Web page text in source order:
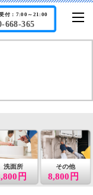
668-365
付：7:00～21:00
洗面所
円
その他
8,800円